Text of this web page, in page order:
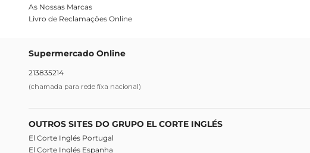
As Nossas Marcas
Livro de Reclamações Online
Supermercado Online
213835214
(chamada para rede fixa nacional)
OUTROS SITES DO GRUPO EL CORTE INGLÉS
El Corte Inglés Portugal
El Corte Inglés Espanha